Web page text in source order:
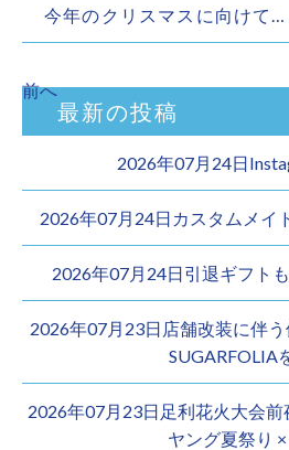
今年のクリスマスに向けて…
前へ
最新の投稿
2026年07月24日
2026年07月24日カスタムメイ
2026年07月24日引退ギフト
2026年07月23日店舗改装に伴
SUGARFOLIA
2026年07月23日足利花火大会
ヤング夏祭り